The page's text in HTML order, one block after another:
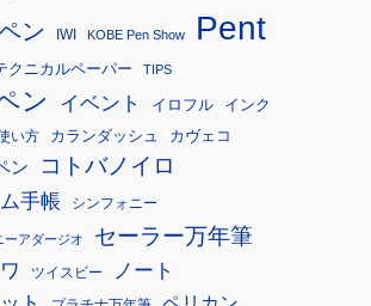
ン IWI KOBE Pen Show Pent
クニカルペーパー TIPS
ン イベント イロフル インク
い方 カランダッシュ カヴェコ
ン コトバノイロ
手帳 シンフォニー
ーアダージオ セーラー万年筆
ツイスビー
ノート